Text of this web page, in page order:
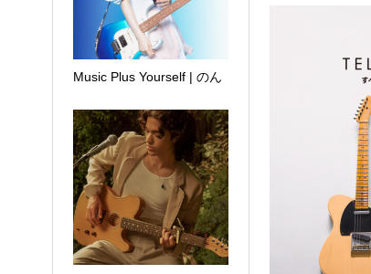
Music Plus Yourself | のん